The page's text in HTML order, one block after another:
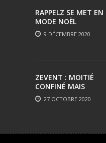
RAPPELZ SE MET EN
MODE NOËL
9 DÉCEMBRE 2020
ZEVENT : MOITIÉ
CONFINÉ MAIS
TOUJOURS AUSSI FUN
27 OCTOBRE 2020